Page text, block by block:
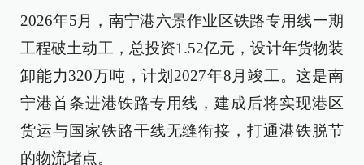
2026年5月，南宁港六景作业区铁路专用线一期
工程破土动工，总投资1.52亿元，设计年货物装
卸能力320万吨，计划2027年8月竣工。这是南
宁港首条进港铁路专用线，建成后将实现港区
货运与国家铁路干线无缝衔接，打通港铁脱节
的物流堵点。